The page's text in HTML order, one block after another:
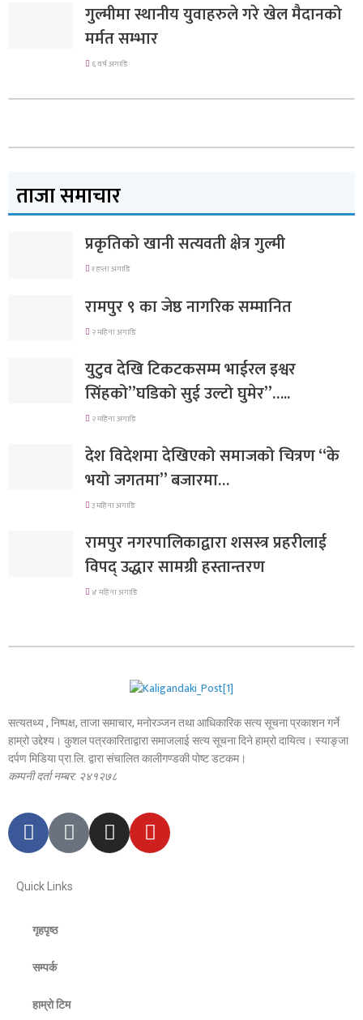
गुल्मीमा स्थानीय युवाहरुले गरे खेल मैदानको
मर्मत सम्भार
६ वर्ष अगाडि
ताजा समाचार
प्रकृतिको खानी सत्यवती क्षेत्र गुल्मी
१ हप्ता अगाडि
रामपुर ९ का जेष्ठ नागरिक सम्मानित
२ महिना अगाडि
युटुव देखि टिकटकसम्म भाईरल इश्वर
सिंहको”घडिको सुई उल्टो घुमेर”…..
२ महिना अगाडि
देश विदेशमा देखिएको समाजको चित्रण “के
भयो जगतमा” बजारमा…
३ महिना अगाडि
रामपुर नगरपालिकाद्वारा शसस्त्र प्रहरीलाई
विपद् उद्धार सामग्री हस्तान्तरण
४ महिना अगाडि
सत्यतथ्य , निष्पक्ष, ताजा समाचार, मनोरञ्जन तथा आधिकारिक सत्य सूचना प्रकाशन गर्ने
हाम्रो उद्देश्य। कुशल पत्रकारिताद्वारा समाजलाई सत्य सूचना दिने हाम्रो दायित्व। स्याङ्जा
दर्पण मिडिया प्रा.लि. द्वारा संचालित कालीगण्डकी पोष्ट डटकम।
कम्पनी दर्ता नम्बर: २४१२७८
Quick Links
गृहपृष्ठ
सम्पर्क
हाम्रो टिम